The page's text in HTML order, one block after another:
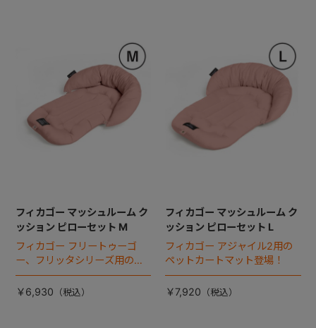
フィカゴー マッシュルーム ク
ッション ピローセット M
フィカゴー フリートゥーゴ
ー、フリッタシリーズ用のペ
ットカートマット登場！
￥6,930
フィカゴー マッシュルーム ク
ッション ピローセット L
フィカゴー アジャイル2用の
ペットカートマット登場！
￥7,920